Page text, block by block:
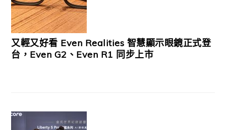
又輕又好看 Even Realities 智慧顯示眼鏡正式登
台，Even G2、Even R1 同步上市